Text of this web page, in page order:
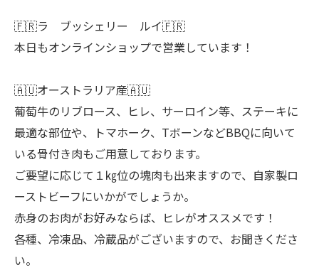
🇫🇷ラ ブッシェリー ルイ🇫🇷
本日もオンラインショップで営業しています！
🇦🇺オーストラリア産🇦🇺
葡萄牛のリブロース、ヒレ、サーロイン等、ステーキに
最適な部位や、トマホーク、TボーンなどBBQに向いて
いる骨付き肉もご用意しております。
ご要望に応じて１㎏位の塊肉も出来ますので、自家製ロ
ーストビーフにいかがでしょうか。
赤身のお肉がお好みならば、ヒレがオススメです！
各種、冷凍品、冷蔵品がございますので、お聞きくださ
い。